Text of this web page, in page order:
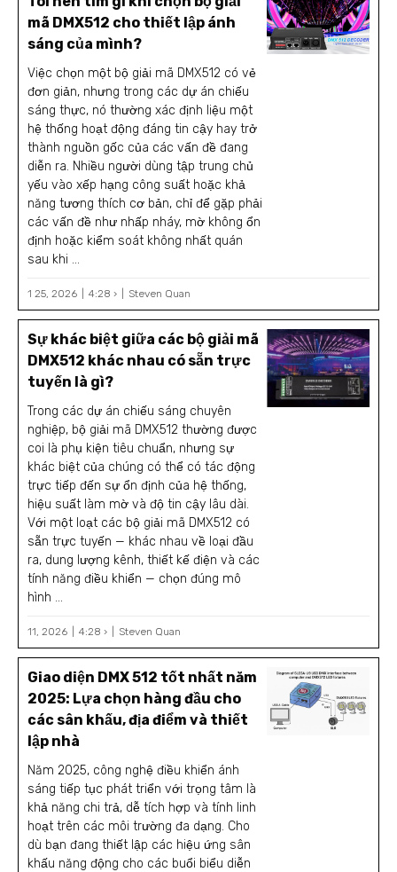
mã DMX512 cho thiết lập ánh
sáng của mình?
Việc chọn một bộ giải mã DMX512 có vẻ
đơn giản, nhưng trong các dự án chiếu
sáng thực, nó thường xác định liệu một
hệ thống hoạt động đáng tin cậy hay trở
thành nguồn gốc của các vấn đề đang
diễn ra. Nhiều người dùng tập trung chủ
yếu vào xếp hạng công suất hoặc khả
năng tương thích cơ bản, chỉ để gặp phải
các vấn đề như nhấp nháy, mờ không ổn
định hoặc kiểm soát không nhất quán
sau khi ...
1 25, 2026 4:28 › Steven Quan
Sự khác biệt giữa các bộ giải mã
DMX512 khác nhau có sẵn trực
tuyến là gì?
Trong các dự án chiếu sáng chuyên
nghiệp, bộ giải mã DMX512 thường được
coi là phụ kiện tiêu chuẩn, nhưng sự
khác biệt của chúng có thể có tác động
trực tiếp đến sự ổn định của hệ thống,
hiệu suất làm mờ và độ tin cậy lâu dài.
Với một loạt các bộ giải mã DMX512 có
sẵn trực tuyến — khác nhau về loại đầu
ra, dung lượng kênh, thiết kế điện và các
tính năng điều khiển — chọn đúng mô
hình ...
11, 2026 4:28 › Steven Quan
Giao diện DMX 512 tốt nhất năm
2025: Lựa chọn hàng đầu cho
các sân khấu, địa điểm và thiết
lập nhà
Năm 2025, công nghệ điều khiển ánh
sáng tiếp tục phát triển với trọng tâm là
khả năng chi trả, dễ tích hợp và tính linh
hoạt trên các môi trường đa dạng. Cho
dù bạn đang thiết lập các hiệu ứng sân
khấu năng động cho các buổi biểu diễn